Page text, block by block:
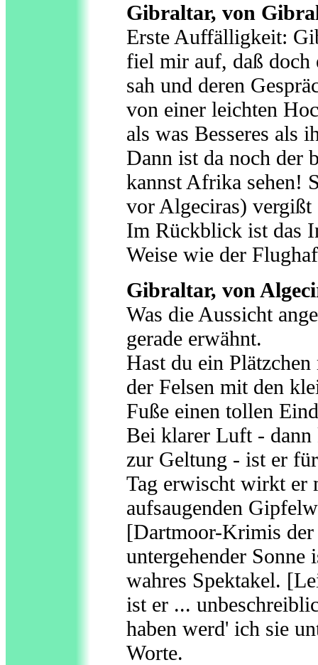
Gibraltar, von
Erste Auffälligkeit:
fiel mir auf, daß doch
sah und deren
von einer leichten
als was Besseres als
Dann ist da noch der
kannst Afrika sehen!
vor Algeciras)
Im Rückblick ist das
Weise wie der
Gibraltar, von
Was die Aussicht
gerade erwähnt.
Hast du ein
der Felsen mit den
Fuße einen tollen
Bei klarer Luft - dann
zur Geltung - ist er
Tag erwischt wirkt er
aufsaugenden
[Dartmoor-Krimis
untergehender
wahres Spektakel.
ist er ...
haben werd' ich sie
Worte.